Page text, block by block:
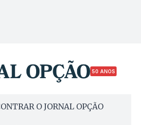
50 ANOS
O JORNAL OPÇÃO